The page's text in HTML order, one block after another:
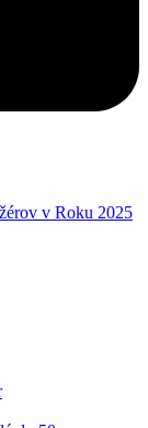
v Roku 2025